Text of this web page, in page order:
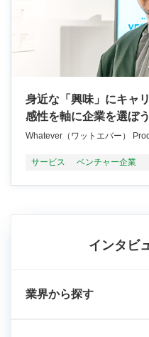
身近な「興味」にキャ
感性を軸に企業を選ぼう
Whatever（ワットエバー）
サービス ベンチャー企業
インタビ
業界から探す